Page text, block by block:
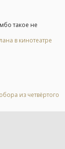
такое не
в кинотеатре
из четвёртого